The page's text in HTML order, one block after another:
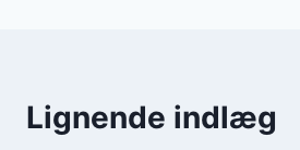
Lignende indlæg